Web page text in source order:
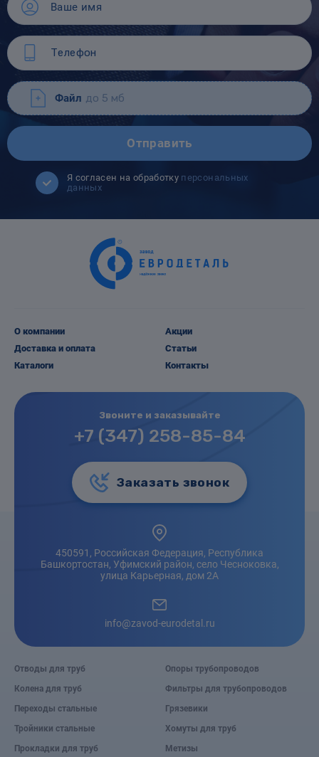
Файл до 5 мб
Отправить
Я согласен на обработку персональных
данных
О компании
Доставка и оплата
Каталоги
Акции
Статьи
Контакты
Звоните и заказывайте
+7 (347) 258-85-84
Заказать звонок
450591, Российская Федерация, Республика
Башкортостан, Уфимский район, село Чесноковка,
улица Карьерная, дом 2А
info@zavod-eurodetal.ru
Отводы для труб
Колена для труб
Переходы стальные
Тройники стальные
Прокладки для труб
Опоры трубопроводов
Фильтры для трубопроводов
Грязевики
Хомуты для труб
Метизы